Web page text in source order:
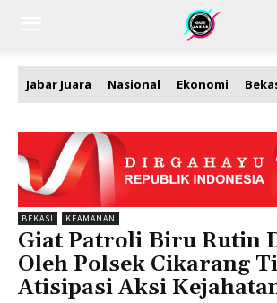
Jabar Juara Nasional Ekonomi
BEKASI KEAMANAN
Giat Patroli Biru Rutin
Oleh Polsek Cikarang
Atisipasi Aksi